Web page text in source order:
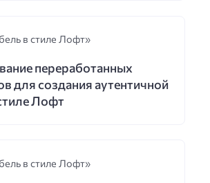
в стиле Лофт»
переработанных
для создания аутентичной
Лофт
в стиле Лофт»